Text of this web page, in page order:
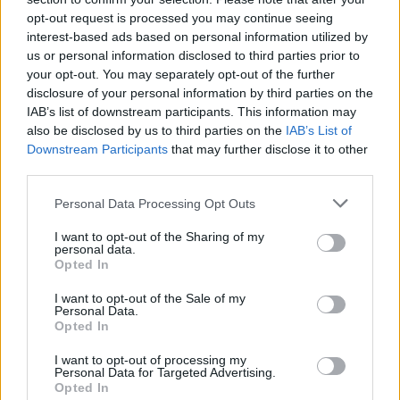
opt-out request is processed you may continue seeing
interest-based ads based on personal information utilized by
us or personal information disclosed to third parties prior to
your opt-out. You may separately opt-out of the further
disclosure of your personal information by third parties on the
IAB’s list of downstream participants. This information may
also be disclosed by us to third parties on the IAB’s List of
Downstream Participants that may further disclose it to other
Please note that this website/app uses one or more Google
not limited to your visit or usage behaviour. You may click to
grant or deny consent to Google and its third-party tags to
use your data for below specified purposes in below Google
consent section.
Personal Data Processing Opt Outs
I want to opt-out of the Sharing of my
personal data.
Opted In
I want to opt-out of the Sale of my
Personal Data.
Opted In
I want to opt-out of processing my
Personal Data for Targeted Advertising.
Opted In
Meteo Roma e
Lazio, in arrivo un
fine settimana
gelido
Il sensitivo
Solange trovato
senza vita nella
sua abitazione
POTREBBE INTERESSARTI
pescatore: attimi di terrore sul
5 anni fa
decreto legge anti-Covid
5 anni fa
Ospedale positivo ultime-notizie